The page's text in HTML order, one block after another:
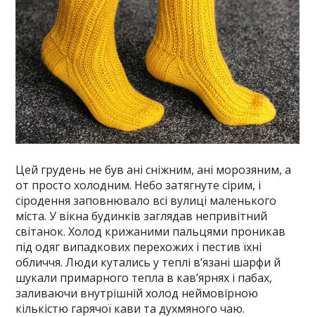
Цей грудень не був ані сніжним, ані морозяним, а
от просто холодним. Небо затягнуте сірим, і
сіродення заповнювало всі вулиці маленького
міста. У вікна будинків заглядав непривітний
світанок. Холод крижаними пальцями проникав
під одяг випадкових перехожих і пестив їхні
обличчя. Люди кутались у теплі в’язані шарфи й
шукали примарного тепла в кав’ярнях і пабах,
заливаючи внутрішній холод неймовірною
кількістю гарячої кави та духмяного чаю.